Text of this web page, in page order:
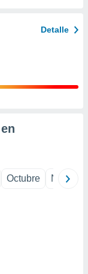
Detalle
Octubre